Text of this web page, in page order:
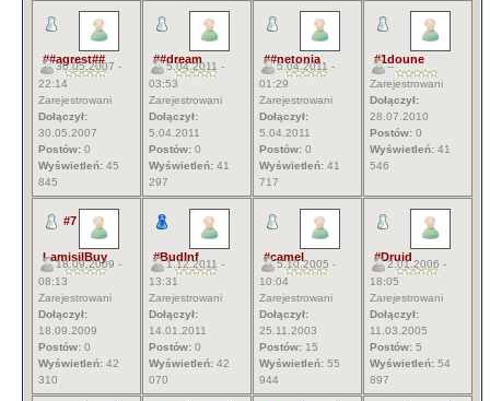
##agrest##
30.05.2007 -
22:14
Zarejestrowani
Dołączył:
30.05.2007
Postów: 0
Wyświetleń: 45
845
##dream
5.04.2011 -
03:53
Zarejestrowani
Dołączył:
5.04.2011
Postów: 0
Wyświetleń: 41
297
##netonia
5.04.2011 -
01:29
Zarejestrowani
Dołączył:
5.04.2011
Postów: 0
Wyświetleń: 41
717
#1doune
--
Zarejestrowani
Dołączył:
28.07.2010
Postów: 0
Wyświetleń: 41
546
#7
LamisilBuy
18.09.2009 -
08:13
Zarejestrowani
Dołączył:
18.09.2009
Postów: 0
Wyświetleń: 42
310
#BudInf
1.12.2011 -
13:31
Zarejestrowani
Dołączył:
14.01.2011
Postów: 0
Wyświetleń: 42
070
#camel
5.10.2005 -
10:04
Zarejestrowani
Dołączył:
25.11.2003
Postów: 15
Wyświetleń: 55
944
#Druid
2.01.2006 -
18:05
Zarejestrowani
Dołączył:
11.03.2005
Postów: 5
Wyświetleń: 54
897